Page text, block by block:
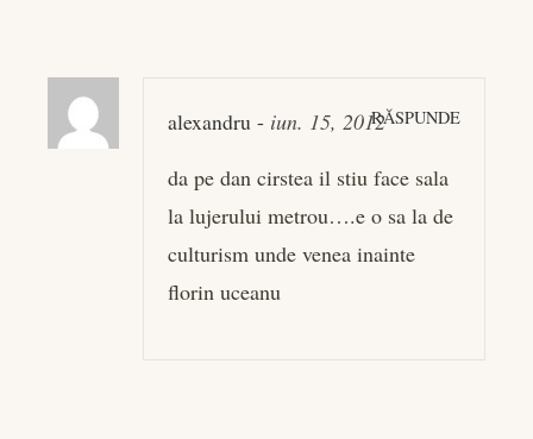
alexandru - iun. 15, 2012RĂSPUNDE
da pe dan cirstea il stiu face sala
la lujerului metrou….e o sa la de
culturism unde venea inainte
florin uceanu